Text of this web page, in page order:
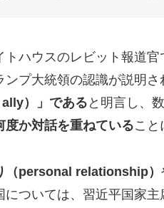
ハウスのレビット報道
プ大統領の認識が説明さ
ally）」である と明言し、
度か対話を重ねていること
（personal relationship）
ついては、習近平国家主